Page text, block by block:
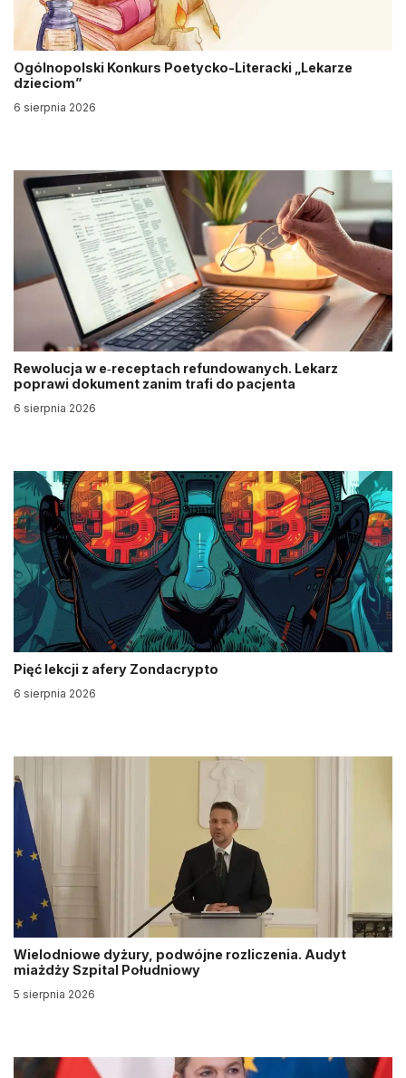
Ogólnopolski Konkurs Poetycko-Literacki „Lekarze
dzieciom”
6 sierpnia 2026
Rewolucja w e‑receptach refundowanych. Lekarz
poprawi dokument zanim trafi do pacjenta
6 sierpnia 2026
Pięć lekcji z afery Zondacrypto
6 sierpnia 2026
Wielodniowe dyżury, podwójne rozliczenia. Audyt
miażdży Szpital Południowy
5 sierpnia 2026